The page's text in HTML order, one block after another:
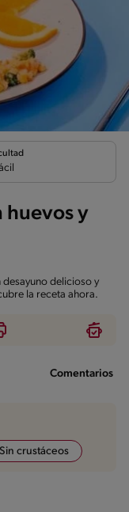
huevos y
desayuno delicioso y
la receta ahora.
Comentarios
Sin crustáceos